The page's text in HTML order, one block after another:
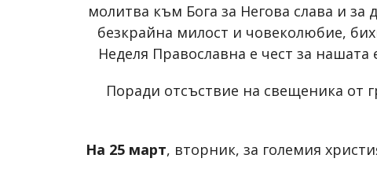
молитва към Бога за Негова слава и за
безкрайна милост и човеколюбие,
Неделя Православна е чест за
Поради отсъствие на свещеника от
На 25 март, вторник, за големия